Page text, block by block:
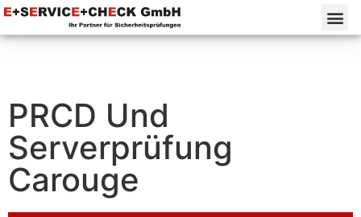
PRCD Und
Serverprüfung
Carouge